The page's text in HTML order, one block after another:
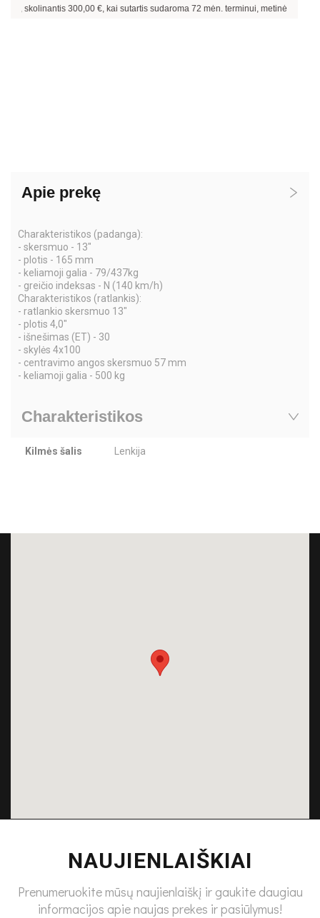
skolinantis300,00€, kai sutartis sudaroma72mėn. terminui, metinė palūkanų
Apie prekę
Charakteristikos (padanga):
- skersmuo - 13"
- plotis - 165 mm
- keliamoji galia - 79/437kg
- greičio indeksas - N (140 km/h)
Charakteristikos (ratlankis):
- ratlankio skersmuo 13"
- plotis 4,0"
- išnešimas (ET) - 30
- skylės 4x100
- centravimo angos skersmuo 57 mm
- keliamoji galia - 500 kg
Charakteristikos
Kilmės šalis Lenkija
NAUJIENLAIŠKIAI
Prenumeruokite mūsų naujienlaiškį ir gaukite daugiau
informacijos apie naujas prekes ir pasiūlymus!